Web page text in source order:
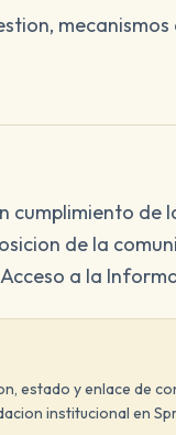
de
de la
a la
estado y enlace de
institucional en